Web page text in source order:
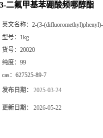
3-二氟甲基苯硼酸频哪醇酯
英文名称： 2-(3-
型号： 1kg
货号： 20020
纯度： 99
cas： 627525-89-7
发布日期： 2025-03-24
更新日期： 2026-05-22